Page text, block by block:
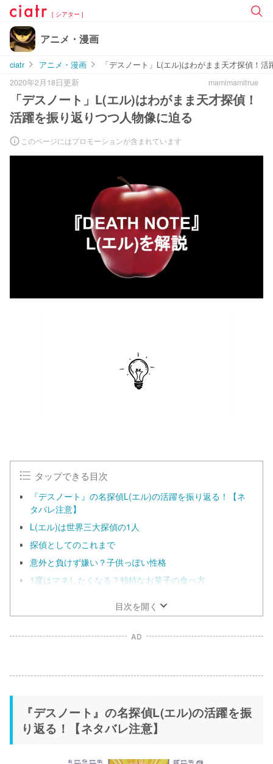
[ シアター ]
アニメ・漫画
ciatr アニメ・漫画
「デスノート」L(エル)はわがまま天才探偵！
2020年2月18日更新
mamimamitrue
「デスノート」L(エル)はわがまま天才探偵！
活躍を振り返りつつ人物像に迫る
このページにはプロモーションが含まれています
タップできる目次
『デスノート』の名探偵L(エル)の活躍を振り返る！【ネ
タバレ注意】
L(エル)は世界三大探偵の1人
探偵としてのこれまで
意外と負けず嫌い？子供っぽい性格
1度はマネしたくなる？独特なお菓子の食べ方
目次を開く
AD
『デスノート』の名探偵L(エル)の活躍を振
り返る！【ネタバレ注意】